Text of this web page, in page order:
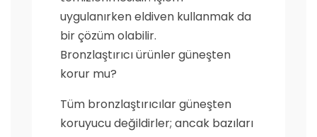
uygulanırken eldiven kullanmak da
bir çözüm olabilir.
Bronzlaştırıcı ürünler güneşten
korur mu?
Tüm bronzlaştırıcılar güneşten
koruyucu değildirler; ancak bazıları